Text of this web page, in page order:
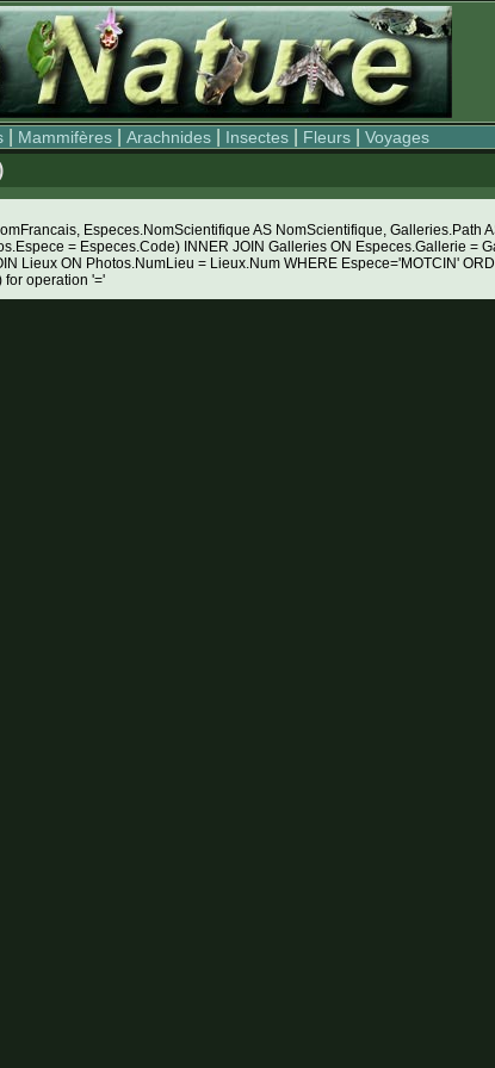
Mammifères |Arachnides Insectes Fleurs |Voyages
Especes.NomScientifique AS NomScientifique, Galleries.Path
= Especes.Code) INNER JOIN Galleries ON Especes.Gallerie =
Lieux ON Photos.NumLieu = Lieux.Num WHERE Espece='MOTCIN'
for operation '='